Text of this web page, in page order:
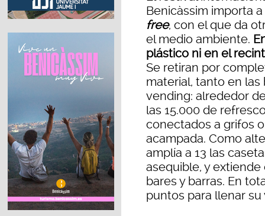
Benicàssim importa
free, con el que da
el medio ambiente.
plástico ni en el
Se retiran por
material, tanto en
vending: alrededor
las 15.000 de
conectados a grifos
acampada. Como
amplía a 13 las
asequible, y
bares y barras. En
puntos para llenar